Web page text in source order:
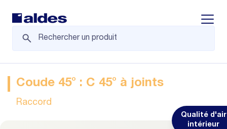
Qualité d'air
intérieur
Coude 45° : C 45° à joints
Raccord